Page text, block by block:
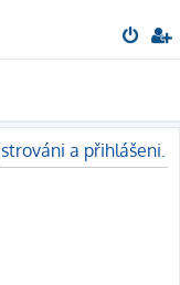
a přihlášeni.